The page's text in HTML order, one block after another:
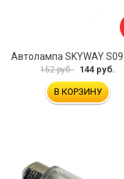
152 руб. 144 руб.
В КОРЗИНУ